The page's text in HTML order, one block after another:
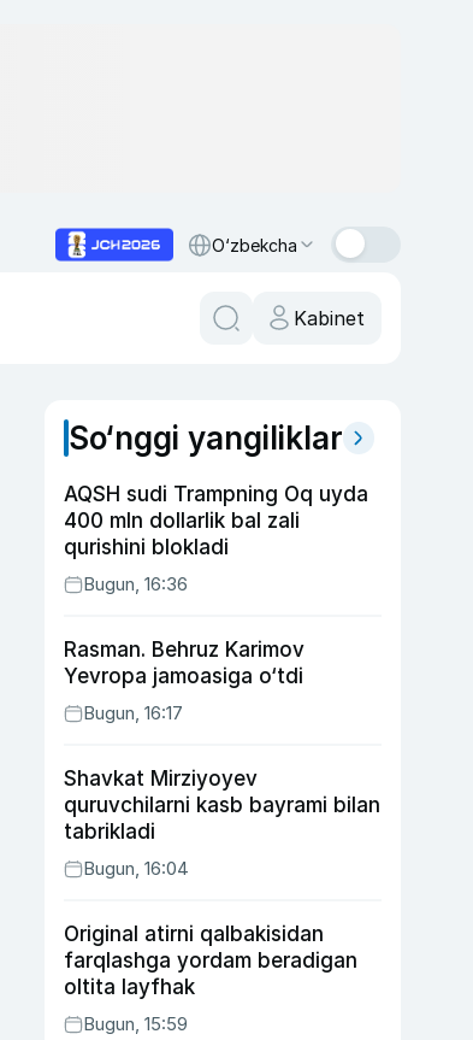
O‘zbekcha
Kabinet
So‘nggi yangiliklar
AQSH sudi Trampning Oq uyda
400 mln dollarlik bal zali
qurishini blokladi
Bugun, 16:36
Rasman. Behruz Karimov
Yevropa jamoasiga o‘tdi
Bugun, 16:17
Shavkat Mirziyoyev
quruvchilarni kasb bayrami bilan
tabrikladi
Bugun, 16:04
Original atirni qalbakisidan
farqlashga yordam beradigan
oltita layfhak
Bugun, 15:59